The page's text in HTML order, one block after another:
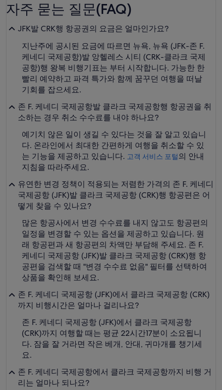
자주 묻는 질문(FAQ)
JFK발 CRK행 항공권의 요금은 얼마인가요?
지난주에 공시된 요금에 따르면 뉴욕, 뉴욕 (JFK-존 F.
케네디 국제공항)발 앙헬레스 시티 (CRK-클라크 국제
공항)행 왕복 비행기표는 부터 시작합니다. 가능한 한
빨리 예약하고 파격 특가와 함께 꿈꾸던 여행을 떠날
기회를 잡으세요.
존 F. 케네디 국제공항발 클라크 국제공항행 항공권을 취
소하는 경우 취소 수수료를 내야 하나요?
예기치 않은 일이 생길 수 있다는 것을 잘 알고 있습니
다. 온라인에서 최대한 간편하게 여행을 취소할 수 있
는 기능을 제공하고 있습니다. 고객 서비스 포털의 안내
지침을 따라주세요.
유연한 변경 정책이 적용되는 저렴한 가격의 존 F. 케네디
국제공항 (JFK)발 클라크 국제공항 (CRK)행 항공편은 어
떻게 찾을 수 있나요?
많은 항공사에서 변경 수수료를 내지 않고도 항공편의
일정을 변경할 수 있는 옵션을 제공하고 있습니다. 원
래 항공편과 새 항공편의 차액만 부담해 주세요. 존 F.
케네디 국제공항 (JFK)발 클라크 국제공항 (CRK)행 항
공편을 검색할 때 "변경 수수료 없음" 필터를 선택하여
상품을 확인해 보세요.
존 F. 케네디 국제공항 (JFK)에서 클라크 국제공항 (CRK)
까지 비행시간은 얼마나 걸리나요?
존 F. 케네디 국제공항 (JFK)에서 클라크 국제공항
(CRK)까지 여행할 때는 평균 22시간17분이 소요됩니
다. 잠을 잘 거라면 작은 베개, 안대, 귀마개를 챙기세
요.
존 F. 케네디 국제공항에서 클라크 국제공항까지 비행 거
리는 얼마나 되나요?